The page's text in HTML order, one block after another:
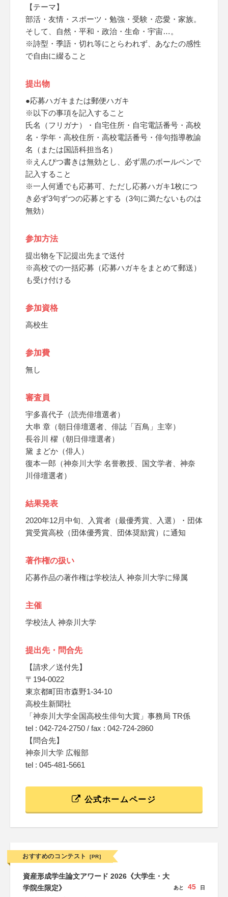
【テーマ】
部活・友情・スポーツ・勉強・受験・恋愛・家族。
そして、自然・平和・政治・生命・宇宙…。
※詩型・季語・切れ等にとらわれず、あなたの感性
で自由に綴ること
提出物
●応募ハガキまたは郵便ハガキ
※以下の事項を記入すること
氏名（フリガナ）・自宅住所・自宅電話番号・高校
名・学年・高校住所・高校電話番号・俳句指導教諭
名（または国語科担当名）
※えんぴつ書きは無効とし、必ず黒のボールペンで
記入すること
※一人何通でも応募可、ただし応募ハガキ1枚につ
き必ず3句ずつの応募とする（3句に満たないものは
無効）
参加方法
提出物を下記提出先まで送付
※高校での一括応募（応募ハガキをまとめて郵送）
も受け付ける
参加資格
高校生
参加費
無し
審査員
宇多喜代子（読売俳壇選者）
大串 章（朝日俳壇選者、俳誌「百鳥」主宰）
長谷川 櫂（朝日俳壇選者）
黛 まどか（俳人）
復本一郎（神奈川大学 名誉教授、国文学者、神奈
川俳壇選者）
結果発表
2020年12月中旬、入賞者（最優秀賞、入選）・団体
賞受賞高校（団体優秀賞、団体奨励賞）に通知
著作権の扱い
応募作品の著作権は学校法人 神奈川大学に帰属
主催
学校法人 神奈川大学
提出先・問合先
【請求／送付先】
〒194-0022
東京都町田市森野1-34-10
高校生新聞社
「神奈川大学全国高校生俳句大賞」事務局 TR係
tel : 042-724-2750 / fax : 042-724-2860
【問合先】
神奈川大学 広報部
tel : 045-481-5661
公式ホームページ
おすすめのコンテスト [PR]
資産形成学生論文アワード 2026《大学生・大
学院生限定》
あと 45 日